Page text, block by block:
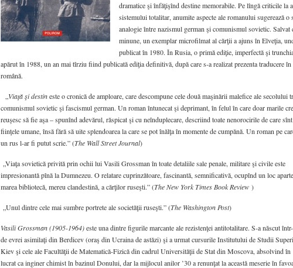
dramatice şi înfăţişînd destine memorabile. Pe lîngă criticile la
sistemului totalitar, anumite aspecte ale romanului sugerează o
analogie între nazismul german şi comunismul sovietic. Salvat
minune, un exemplar microfilmat al cărţii a ajuns în Elveţia,
publicat în 1980. În Rusia, o primă ediţie, imperfectă şi
apărut în 1988, un an mai tîrziu fiind publicată ediţia definitivă, după care s-a realizat prezenta traducere
română.
Viaţă şi destineste o cronică de amploare, care descompune cele două maşinării malefice ale secolului
comunismul sovietic şi fascismul german. Un roman întunecat şi deprimant, în felul în care doar marile
reuşesc să fie aşa – spunînd adevărul, răspicat şi cu neînduplecare, descriind toate nenorocirile de care
fiinţele umane, însă fără să uite splendoarea la care se pot înălţa în momente de cumpănă. Un roman pe
un rus l-ar fi putut scrie.” (The Wall Street Journal)
„Viaţa sovietică privită prin ochii lui Vasili Grossman în toate detaliile sale penale, militare şi civile este
impresionantă pînă la Dumnezeu. O relatare cuprinzătoare, fascinantă, semnificativă, ocupînd un loc
marea bibliotecă, mereu clandestină, a cărţilor ruseşti.” (The New York Times Book Review )
„Unul dintre cele mai sumbre portrete ale societăţii ruseşti.” (The Washington Post)
Vasili Grossman (1905-1964)este una dintre figurile marcante ale rezistenţei antitotalitare. S-a născut
de evrei asimilaţi din Berdicev (oraş din Ucraina de astăzi) şi a urmat cursurile Institutului de Studii
Kiev şi cele ale Facultăţii de Matematică-Fizică din cadrul Universităţii de Stat din Moscova, absolvind
lucrat ca inginer chimist în bazinul Donului, dar la mijlocul anilor ’30 a renunţat la această meserie în